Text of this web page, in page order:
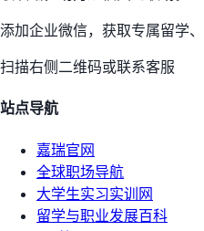
添加企业微信，获取专属留学
扫描右侧二维码或联系客服
站点导航
嘉瑞官网
全球职场导航
大学生实习实训网
留学与职业发展百科